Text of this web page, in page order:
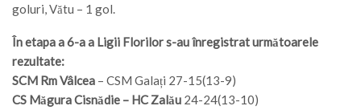
goluri, Vătu – 1 gol.
În etapa a 6-a a Ligii Florilor s-au înregistrat următoarele
rezultate:
SCM Rm Vâlcea – CSM Galați 27-15(13-9)
CS Măgura Cisnădie – HC Zalău 24-24(13-10)